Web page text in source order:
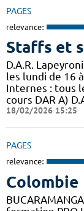
PAGES
relevance:
Staffs et
D.A.R.
les lundi de 16
Internes : tous
cours DAR A)
18/02/2026 15:25
PAGES
relevance:
Colombie